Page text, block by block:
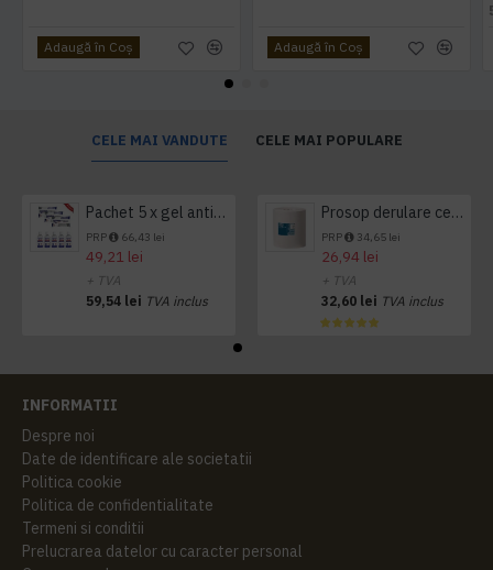
Adaugă în Coş Adaugă în Coş
CELE MAI VANDUTE CELE MAI POPULARE
Pachet 5 x gel antibacterian 50ml si 3 x Servetele antibacteriene 48 buc Hygienium
PRP 66,43 lei
49,21 lei
+ TVA
59,54 lei TVA inclus
Prosop derulare centrala 1 pliu, 300 m Tork
PRP 34,65 lei
26,94 lei
+ TVA
32,60 lei TVA inclus
INFORMATII
Despre noi
Date de identificare ale societatii
Politica cookie
Politica de confidentialitate
Termeni si conditii
Prelucrarea datelor cu caracter personal